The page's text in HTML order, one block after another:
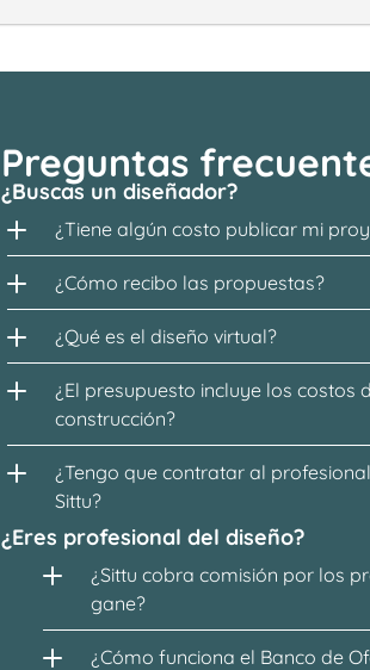
Preguntas
¿Buscas un diseñador?
¿Tiene algún costo publicar mi
¿Cómo recibo las propuestas?
¿Qué es el diseño virtual?
¿El presupuesto incluye los costos
construcción?
¿Tengo que contratar al
Sittu?
¿Eres profesional del diseño?
¿Sittu cobra comisión por los
gane?
¿Cómo funciona el Banco de